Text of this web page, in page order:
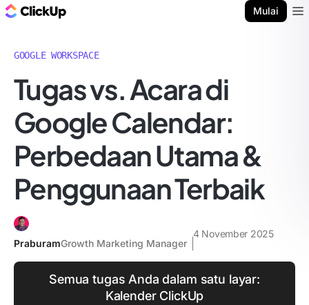
Mulai
GOOGLE WORKSPACE
Tugas vs. Acara di
Google Calendar:
Perbedaan Utama &
Penggunaan Terbaik
PraburamGrowth Marketing Manager
4 November 2025
Semua tugas Anda dalam satu layar:
Kalender ClickUp